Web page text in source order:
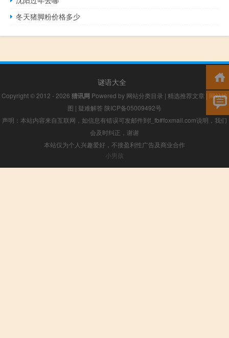
冬天猪脚粉价格多少
谜语大全
Copyright © 2012 - 2026 猜讯网 Powered by 网站分类目录 | 精选推荐文章 | 网站地
图 | 疑难解答 陕ICP备05009492号
声明：本站内容来自互联网，如信息有错误可发邮件到f_fb#foxmail.com说明，我们
会及时纠正，谢谢
本站仅为个人兴趣爱好，不接盈利性广告及商业合作
小男孩